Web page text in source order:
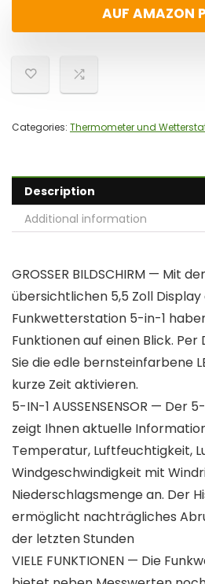
AUF AMAZON
Categories: Thermometer und
Description
Additional information
GROSSER BILDSCHIRM — Mit
übersichtlichen 5,5 Zoll
Funkwetterstation 5-in-1
Funktionen auf einen Blick.
Sie die edle bernsteinfarbene
kurze Zeit aktivieren.
5-IN-1 AUSSENSENSOR — Der
zeigt Ihnen aktuelle
Temperatur, Luftfeuchtigkeit,
Windgeschwindigkeit mit
Niederschlagsmenge an. Der
ermöglicht nachträgliches
der letzten Stunden
VIELE FUNKTIONEN — Die